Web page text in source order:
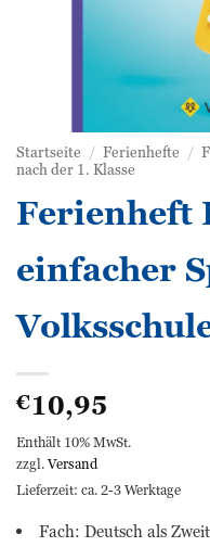
Startseite / Ferienhefte /
nach der 1. Klasse
Ferienheft
einfacher
€10,95
Enthält 10% MwSt.
zzgl.Versand
Lieferzeit: ca. 2-3 Werktage
Fach: Deutsch als